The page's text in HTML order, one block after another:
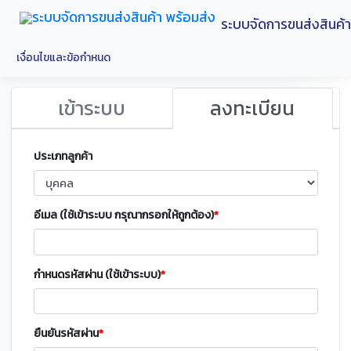
ระบบจัดการขนส่งสินค้
เงื่อนไขและข้อกำหนด
เข้าระบบ ลงทะเบียน
ประเภทลูกค้า
อีเมล (ใช้เข้าระบบ กรุณากรอกให้ถูกต้อง)*
กำหนดรหัสผ่าน (ใช้เข้าระบบ)*
ยืนยันรหัสผ่าน*